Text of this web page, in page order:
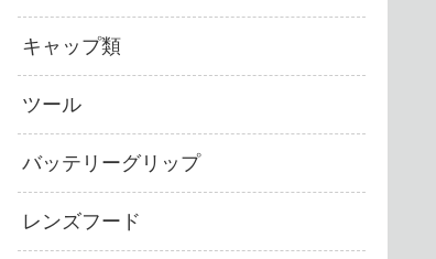
キャップ類
ツール
バッテリーグリップ
レンズフード